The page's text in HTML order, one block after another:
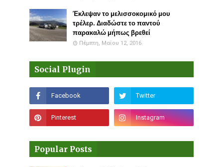
Έκλεψαν το μελισσοκομικό μου
τρέλερ. Διαδώστε το παντού
παρακαλώ μήπως βρεθεί
Πέμπτη, Μαΐου 12, 2016
Social Plugin
Popular Posts